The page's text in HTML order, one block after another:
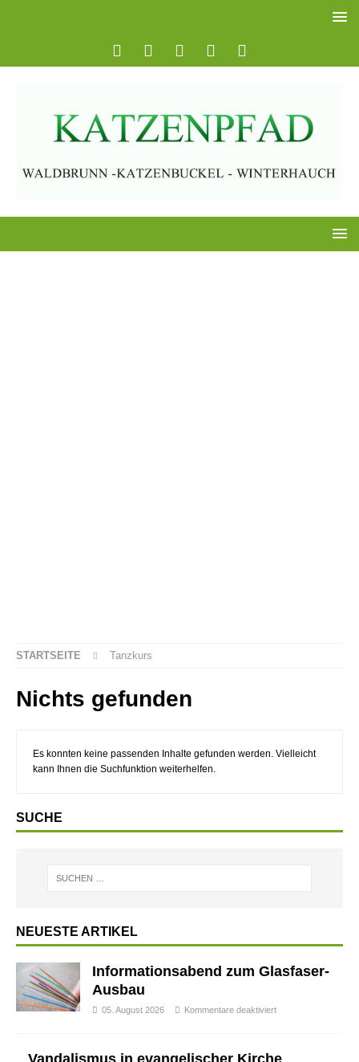
STARTSEITE Tanzkurs
Nichts gefunden
Es konnten keine passenden Inhalte gefunden werden. Vielleicht
kann Ihnen die Suchfunktion weiterhelfen.
SUCHE
NEUESTE ARTIKEL
Informationsabend zum Glasfaser-
Ausbau
05. August 2026 Kommentare deaktiviert